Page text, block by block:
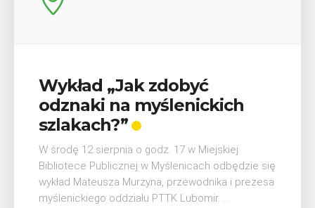
V Turniej Myślimira.
Mieszczanie i rzemieślnicy
W ostatni weekend wakacji, czyli 29-30 sierpnia w
Myślenicach odbędzie się piąta edycja Turnieju
Myślimira. Wydarzenie organizowane przez
Muzeum Niepodległości w Myślenicach odbędzie
się na ...